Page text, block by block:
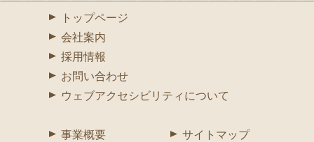
トップページ
会社案内
採用情報
お問い合わせ
ウェブアクセシビリティについて
事業概要
サイトマップ